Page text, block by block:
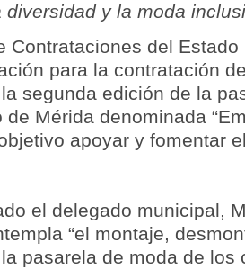
diversidad y la moda
Contrataciones del
para la contratación
segunda edición de la
Mérida denominada
apoyar y fomentar
el delegado municipal,
“el montaje,
pasarela de moda de los